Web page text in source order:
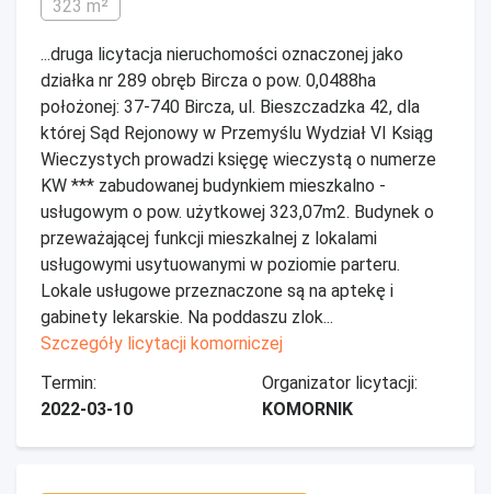
323 m²
...druga licytacja nieruchomości oznaczonej jako
działka nr 289 obręb Bircza o pow. 0,0488ha
położonej: 37-740 Bircza, ul. Bieszczadzka 42, dla
której Sąd Rejonowy w Przemyślu Wydział VI Ksiąg
Wieczystych prowadzi księgę wieczystą o numerze
KW *** zabudowanej budynkiem mieszkalno -
usługowym o pow. użytkowej 323,07m2. Budynek o
przeważającej funkcji mieszkalnej z lokalami
usługowymi usytuowanymi w poziomie parteru.
Lokale usługowe przeznaczone są na aptekę i
gabinety lekarskie. Na poddaszu zlok...
Szczegóły licytacji komorniczej
Termin:
2022-03-10
Organizator licytacji:
KOMORNIK